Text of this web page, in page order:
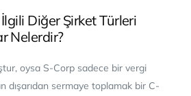
Diğer Şirket Türleri
Nelerdir?
oysa S-Corp sadece bir vergi
dışarıdan sermaye toplamak bir C-